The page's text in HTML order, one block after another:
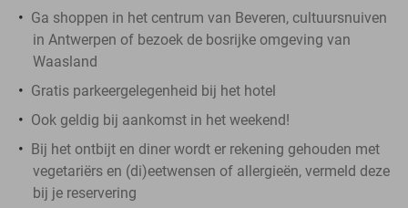
Ga shoppen in het centrum van Beveren, cultuursnuiven
in Antwerpen of bezoek de bosrijke omgeving van
Waasland
Gratis parkeergelegenheid bij het hotel
Ook geldig bij aankomst in het weekend!
Bij het ontbijt en diner wordt er rekening gehouden met
vegetariërs en (di)eetwensen of allergieën, vermeld deze
bij je reservering